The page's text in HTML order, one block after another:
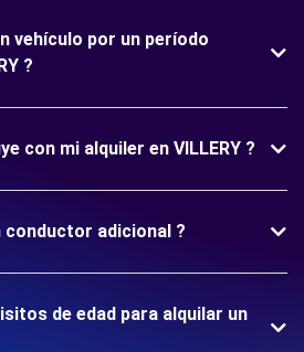
vehículo por un período
?
con mi alquiler en VILLERY ?
conductor adicional ?
de edad para alquilar un